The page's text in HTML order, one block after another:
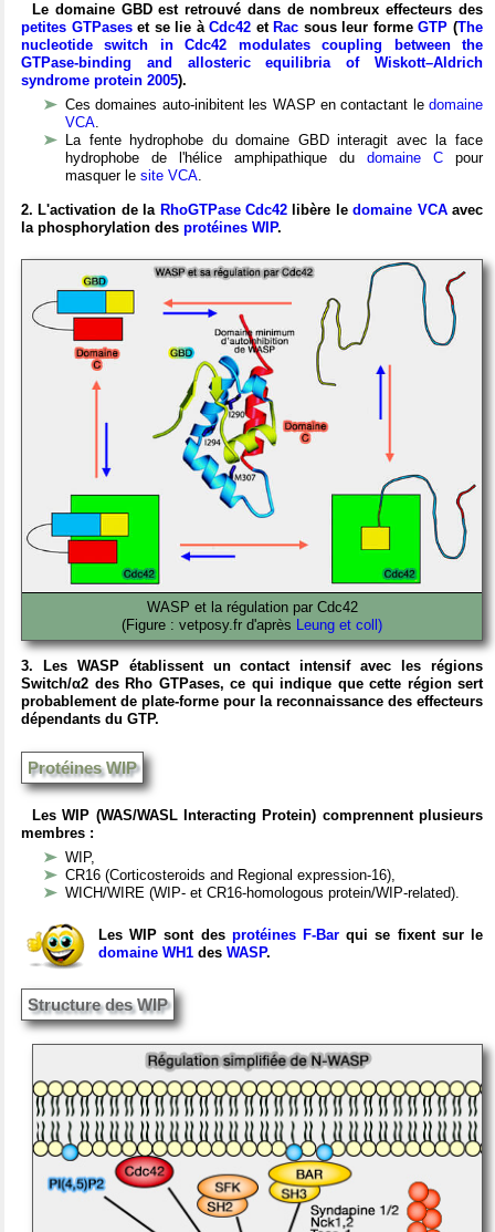
Le domaine GBD est retrouvé dans de nombreux effecteurs des
petites GTPaseset se lie àCdc42 et Rac sous leur formeGTP (The
nucleotide switch in Cdc42 modulates coupling between the
GTPase-binding and allosteric equilibria of Wiskott–Aldrich
syndrome protein 2005).
Ces domaines auto-inibitent les WASP en contactant le domaine
VCA.
La fente hydrophobe du domaine GBD interagit avec la face
hydrophobe de l'hélice amphipathique du domaine C pour
masquer le site VCA.
2. L'activation de la RhoGTPase Cdc42 libère ledomaine VCAavec
la phosphorylation des protéines WIP.
WASP et la régulation par Cdc42
(Figure : vetposy.fr d'après Leung et coll)
3. Les WASP établissent un contact intensif avec les régions
Switch/α2 des Rho GTPases, ce qui indique que cette région sert
probablement de plate-forme pour la reconnaissance des effecteurs
dépendants du GTP.
Protéines WIP
Les WIP (WAS/WASL Interacting Protein) comprennent plusieurs
membres :
WIP,
CR16 (Corticosteroids and Regional expression-16),
WICH/WIRE (WIP- et CR16-homologous protein/WIP-related).
Les WIP sont des protéines F-Bar qui se fixent sur le
domaine WH1 des WASP.
Structure des WIP